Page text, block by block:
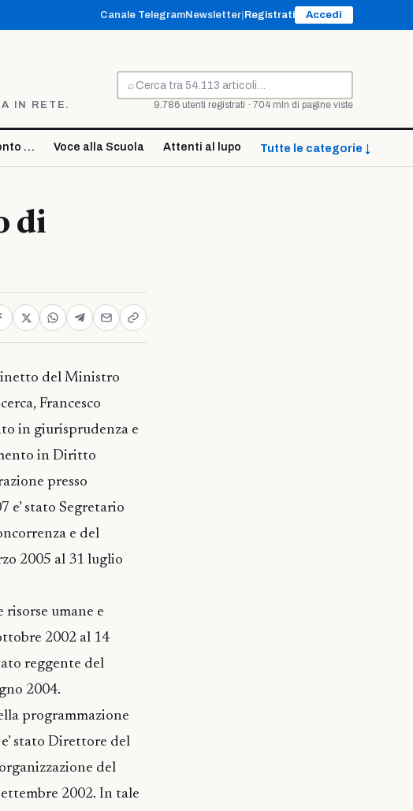
Canale TelegramNewsletter Registrati Accedi
IN RETE.
⌕
Cerca
9.786 utenti registrati · 704 mln di pagine viste
… Voce alla Scuola Attenti al lupo Tutte le categorie ↓
di
del Ministro
Francesco
in giurisprudenza e
in Diritto
presso
e’ stato Segretario
e del
2005 al 31 luglio
umane e
2002 al 14
reggente del
14 giugno 2004.
programmazione
stato Direttore del
del
2002. In tale